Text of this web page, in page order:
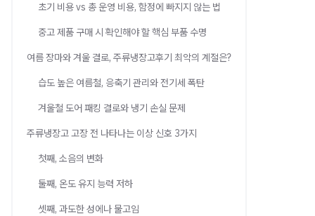
초기 비용 vs 총 운영 비용, 함정에 빠지지 않는 법
중고 제품 구매 시 확인해야 할 핵심 부품 수명
여름 장마와 겨울 결로, 주류냉장고후기 최악의 계절은?
습도 높은 여름철, 응축기 관리와 전기세 폭탄
겨울철 도어 패킹 결로와 냉기 손실 문제
주류냉장고 고장 전 나타나는 이상 신호 3가지
첫째, 소음의 변화
둘째, 온도 유지 능력 저하
셋째, 과도한 성에나 물고임